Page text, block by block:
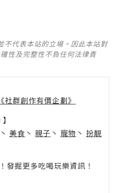
不代表本站的立場。因此本站對
性及完整性不負任何法律責
社群創作有價企劃》
丶 美食 丶 親子 丶 寵物 丶 扮靚
掘更多吃喝玩樂資訊！